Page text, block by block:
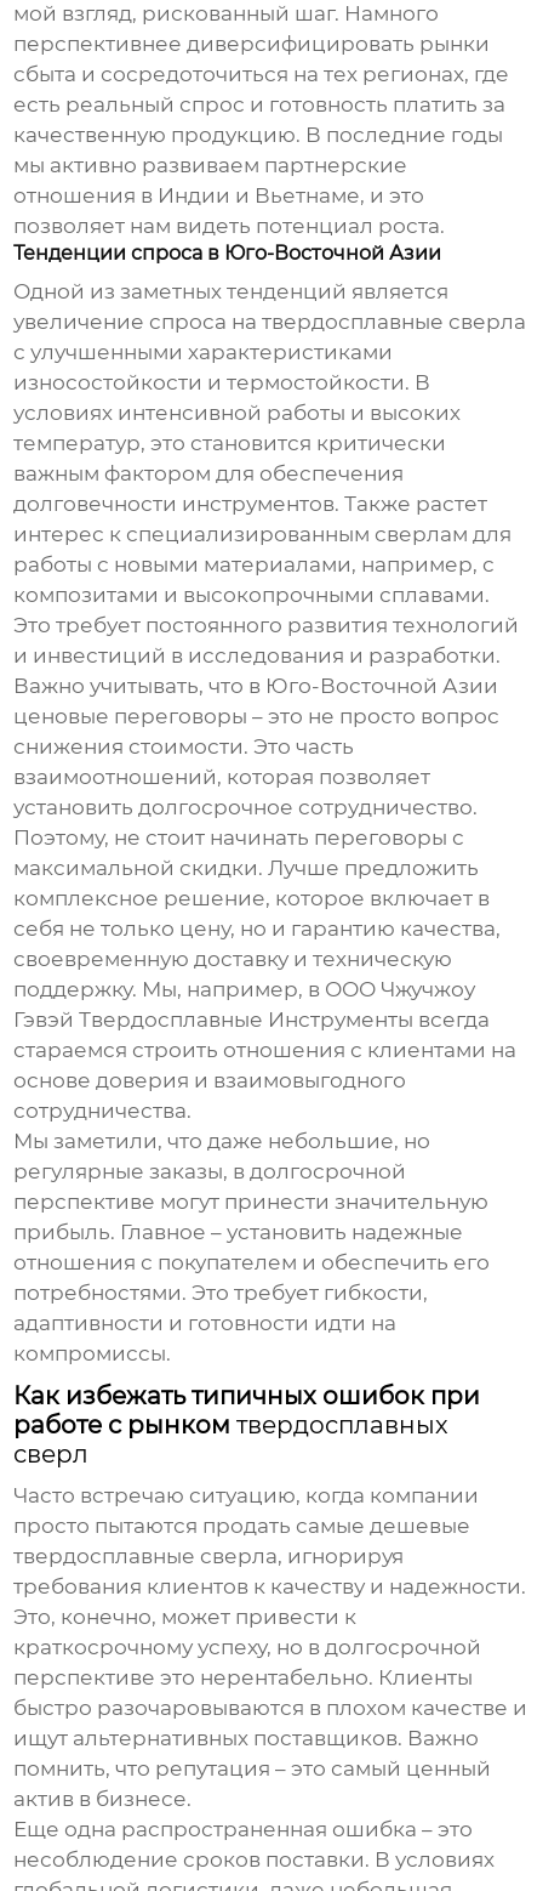
мой взгляд, рискованный шаг. Намного
перспективнее диверсифицировать рынки
сбыта и сосредоточиться на тех регионах, где
есть реальный спрос и готовность платить за
качественную продукцию. В последние годы
мы активно развиваем партнерские
отношения в Индии и Вьетнаме, и это
позволяет нам видеть потенциал роста.
Тенденции спроса в Юго-Восточной Азии
Одной из заметных тенденций является
увеличение спроса натвердосплавные сверла
с улучшенными характеристиками
износостойкости и термостойкости. В
условиях интенсивной работы и высоких
температур, это становится критически
важным фактором для обеспечения
долговечности инструментов. Также растет
интерес к специализированным сверлам для
работы с новыми материалами, например, с
композитами и высокопрочными сплавами.
Это требует постоянного развития технологий
и инвестиций в исследования и разработки.
Важно учитывать, что в Юго-Восточной Азии
ценовые переговоры – это не просто вопрос
снижения стоимости. Это часть
взаимоотношений, которая позволяет
установить долгосрочное сотрудничество.
Поэтому, не стоит начинать переговоры с
максимальной скидки. Лучше предложить
комплексное решение, которое включает в
себя не только цену, но и гарантию качества,
своевременную доставку и техническую
поддержку. Мы, например, в ООО Чжучжоу
Гэвэй Твердосплавные Инструменты всегда
стараемся строить отношения с клиентами на
основе доверия и взаимовыгодного
сотрудничества.
Мы заметили, что даже небольшие, но
регулярные заказы, в долгосрочной
перспективе могут принести значительную
прибыль. Главное – установить надежные
отношения с покупателем и обеспечить его
потребностями. Это требует гибкости,
адаптивности и готовности идти на
компромиссы.
Как избежать типичных ошибок при
работе с рынкомтвердосплавных
сверл
Часто встречаю ситуацию, когда компании
просто пытаются продать самые дешевые
твердосплавные сверла, игнорируя
требования клиентов к качеству и надежности.
Это, конечно, может привести к
краткосрочному успеху, но в долгосрочной
перспективе это нерентабельно. Клиенты
быстро разочаровываются в плохом качестве и
ищут альтернативных поставщиков. Важно
помнить, что репутация – это самый ценный
актив в бизнесе.
Еще одна распространенная ошибка – это
несоблюдение сроков поставки. В условиях